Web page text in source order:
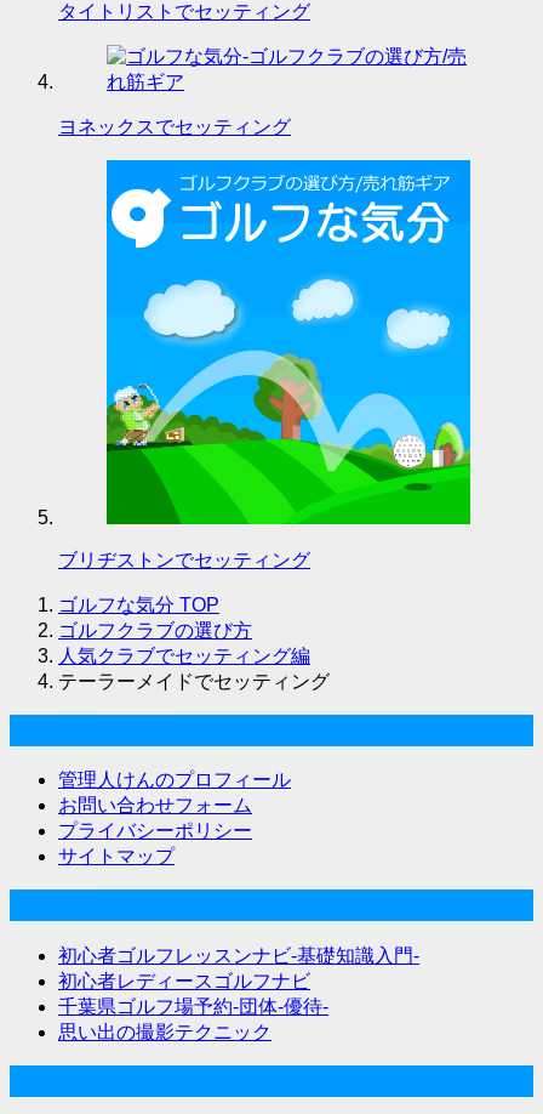
タイトリストでセッティング
ヨネックスでセッティング
ブリヂストンでセッティング
ゴルフな気分 TOP
ゴルフクラブの選び方
人気クラブでセッティング編
テーラーメイドでセッティング
管理人けんのプロフィール
お問い合わせフォーム
プライバシーポリシー
サイトマップ
初心者ゴルフレッスンナビ-基礎知識入門-
初心者レディースゴルフナビ
千葉県ゴルフ場予約-団体-優待-
思い出の撮影テクニック